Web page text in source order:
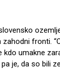
zahodni fronti.
kdo umakne
je, da so bili